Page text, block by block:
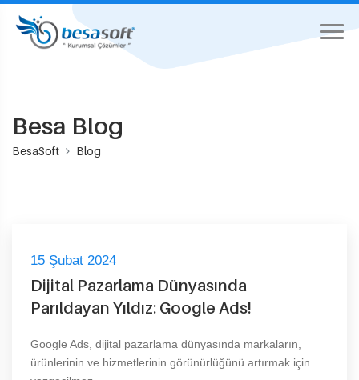
Besa Blog
BesaSoft Blog
15 Şubat 2024
Dijital Pazarlama Dünyasında
Parıldayan Yıldız: Google Ads!
Google Ads, dijital pazarlama dünyasında markaların,
ürünlerinin ve hizmetlerinin görünürlüğünü artırmak için